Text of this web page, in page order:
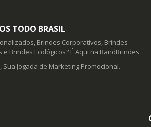
TODO BRASIL
Brindes Corporativos, Brindes
e Brindes Ecológicos? É Aqui na BandBrindes
Sua Jogada de Marketing Promocional.